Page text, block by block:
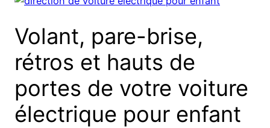
Volant, pare-brise,
rétros et hauts de
portes de votre voiture
électrique pour enfant